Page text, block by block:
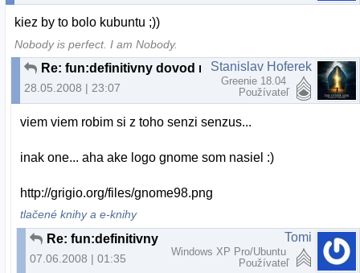
kiez by to bolo kubuntu ;))
Nobody is perfect. I am Nobody.
Re: fun:definitivny dovod na odchod z MS:)
28.05.2008 | 23:07
Stanislav Hoferek
Greenie 18.04
Používateľ
viem viem robim si z toho senzi senzus...
inak one... aha ake logo gnome som nasiel :)
http://grigio.org/files/gnome98.png
tlačené knihy a e-knihy
07.06.2008 | 01:35
Tomi
Windows XP Pro/Ubuntu
Používateľ